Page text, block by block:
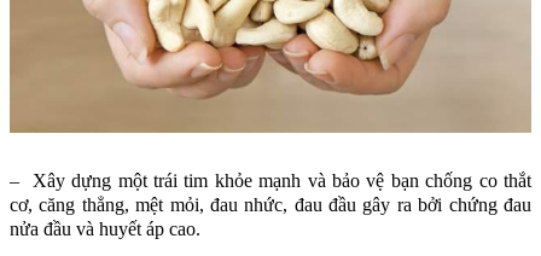
– Xây dựng một trái tim khỏe mạnh và bảo vệ bạn chống co thắt
cơ, căng thẳng, mệt mỏi, đau nhức, đau đầu gây ra bởi chứng đau
nửa đầu và huyết áp cao.